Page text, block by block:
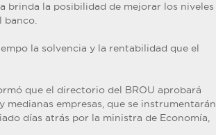
brinda la posibilidad de mejorar los niveles
la solvencia y la rentabilidad que el
que el directorio del BROU aprobará
empresas, que se instrumentarán
días atrás por la ministra de Economía,